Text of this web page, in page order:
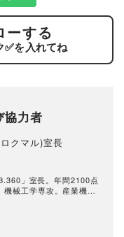
ーする
✅を入れてね
協力者
クマル)室長
」室長。年間2100点
械工学専攻。産業機械
商品テストに従事。テ
、試験装置の製作、テ
を手がける。日用雑貨